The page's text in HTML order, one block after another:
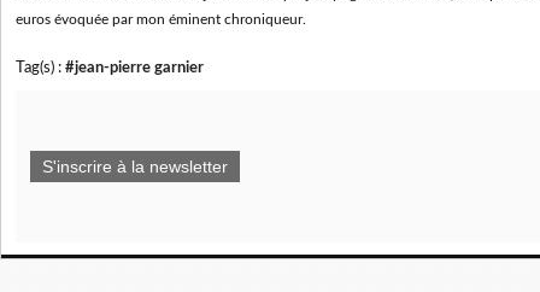
euros évoquée par mon éminent chroniqueur.
Tag(s) : #jean-pierre garnier
S'inscrire à la newsletter